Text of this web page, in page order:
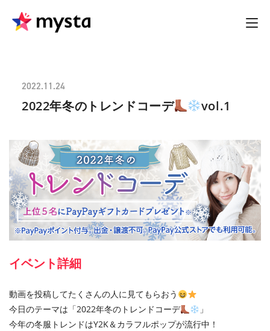
2022.11.24
2022年冬のトレンドコーデ vol.1
イベント詳細
動画を投稿してたくさんの人に見てもらおう
今日のテーマは「2022年冬のトレンドコーデ
」
今年の冬服トレンドはY2K＆カラフルポップが流行中！